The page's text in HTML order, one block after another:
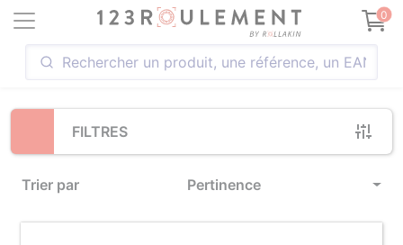
0
FILTRES
Trier par Pertinence
Loading...